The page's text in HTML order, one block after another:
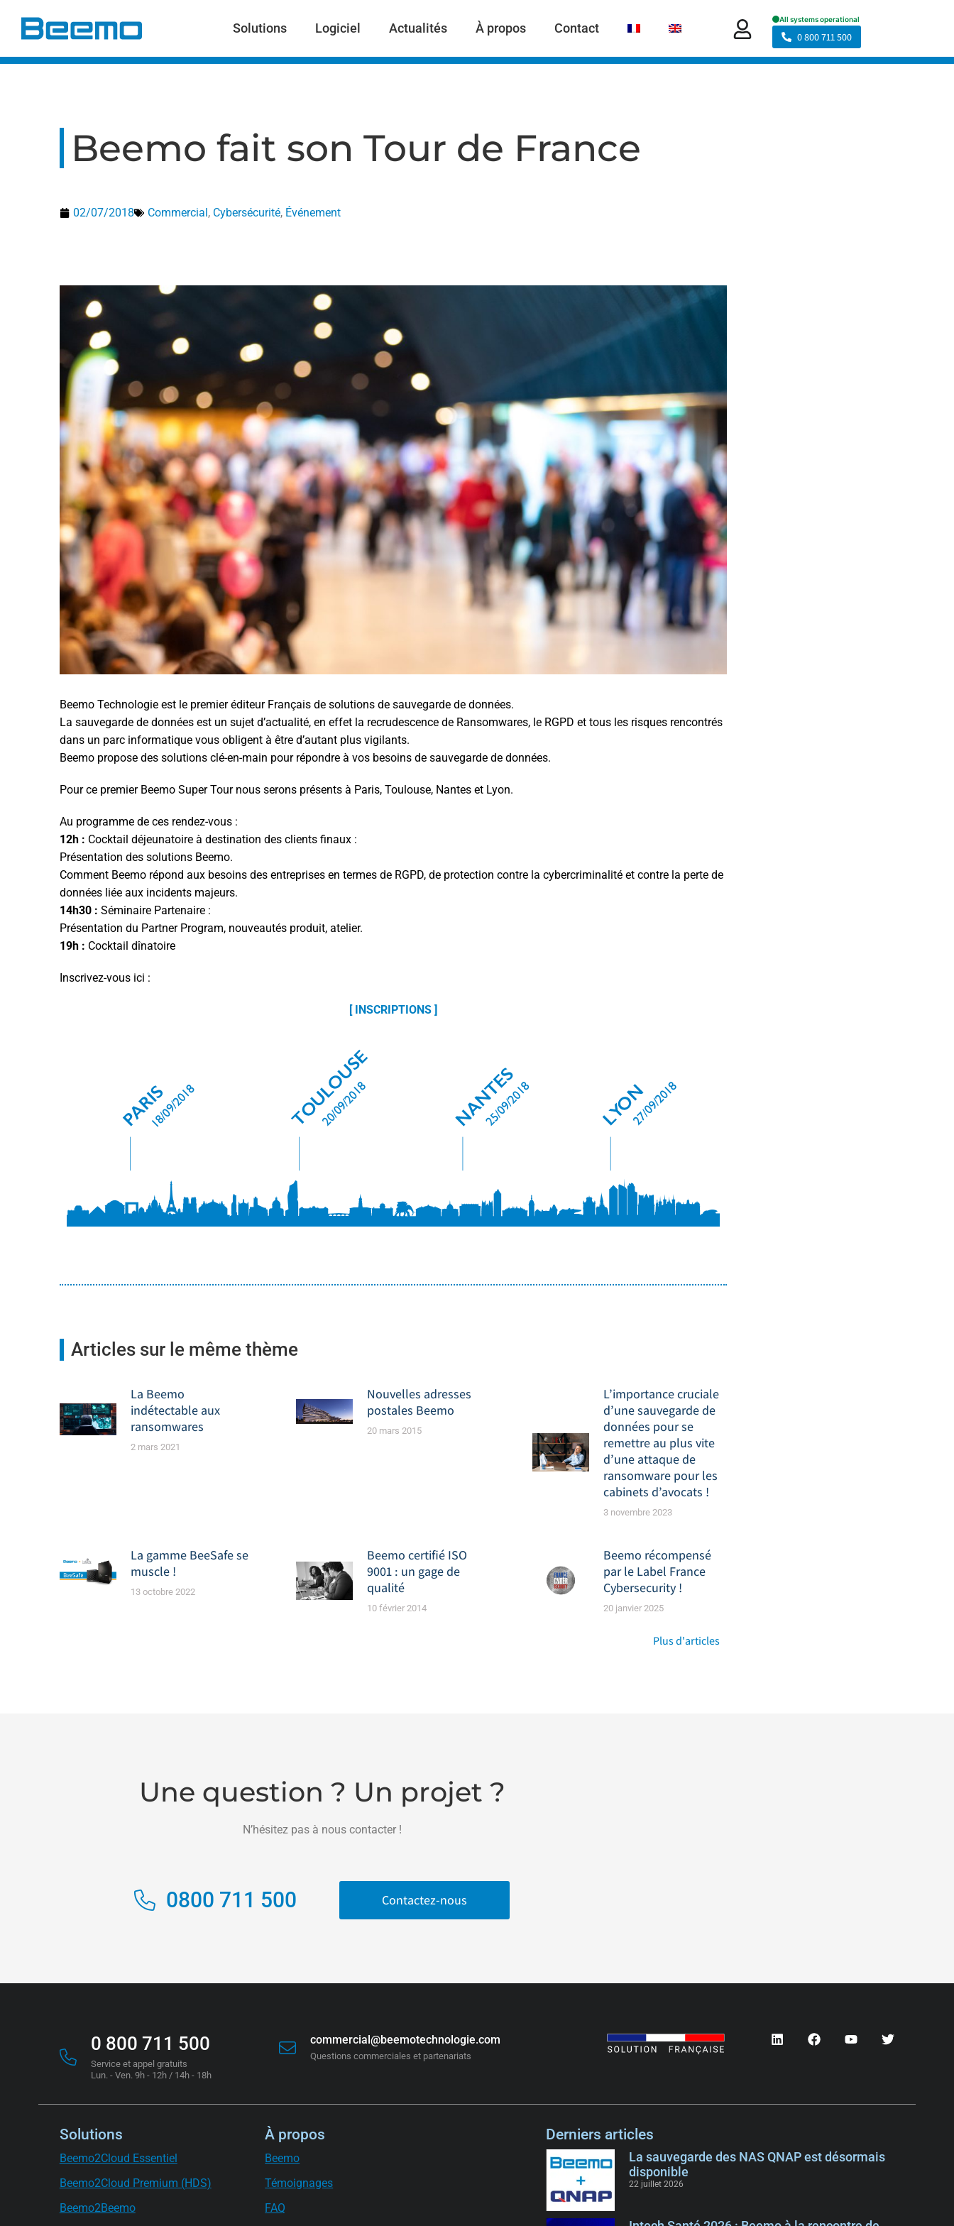
principal
Solutions Logiciel Actualités À propos Contact
0 800 711 500
Beemo fait son Tour de France
02/07/2018 Commercial, Cybersécurité, Événement
Beemo Technologie est le premier éditeur Français de solutions de sauvegarde de données.
La sauvegarde de données est un sujet d’actualité, en effet la recrudescence de Ransomwares, le RGPD et tous les risques rencontrés
dans un parc informatique vous obligent à être d’autant plus vigilants.
Beemo propose des solutions clé-en-main pour répondre à vos besoins de sauvegarde de données.
Pour ce premier Beemo Super Tour nous serons présents à Paris, Toulouse, Nantes et Lyon.
Au programme de ces rendez-vous :
12h : Cocktail déjeunatoire à destination des clients finaux :
Présentation des solutions Beemo.
Comment Beemo répond aux besoins des entreprises en termes de RGPD, de protection contre la cybercriminalité et contre la perte de
données liée aux incidents majeurs.
14h30 : Séminaire Partenaire :
Présentation du Partner Program, nouveautés produit, atelier.
19h : Cocktail dînatoire
Inscrivez-vous ici :
[ INSCRIPTIONS ]
Articles sur le même thème
La Beemo
indétectable aux
ransomwares
2 mars 2021
Nouvelles adresses
postales Beemo
20 mars 2015
L’importance cruciale
d’une sauvegarde de
données pour se
remettre au plus vite
d’une attaque de
ransomware pour les
cabinets d’avocats !
3 novembre 2023
La gamme BeeSafe se
muscle !
13 octobre 2022
Beemo certifié ISO
9001 : un gage de
qualité
10 février 2014
Beemo récompensé
par le Label France
Cybersecurity !
20 janvier 2025
Plus d'articles
Une question ? Un projet ?
N’hésitez pas à nous contacter !
0800 711 500 Contactez-nous
0 800 711 500
Service et appel gratuits
Lun. - Ven. 9h - 12h / 14h - 18h
commercial@beemotechnologie.com
Questions commerciales et partenariats
Solutions
Beemo2Cloud Essentiel
Beemo2Cloud Premium (HDS)
Beemo2Beemo
À propos
Beemo
Témoignages
FAQ
Derniers articles
La sauvegarde des NAS QNAP est désormais
disponible
22 juillet 2026